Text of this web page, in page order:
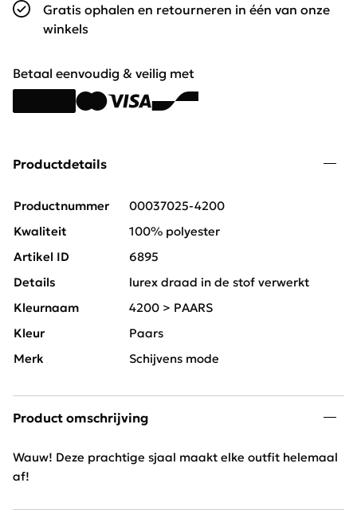
Gratis ophalen en retourneren in één van onze
winkels
Betaal eenvoudig & veilig met
Productdetails
Productnummer
00037025-4200
Kwaliteit
100% polyester
Artikel ID
6895
Details
lurex draad in de stof verwerkt
Kleurnaam
4200 > PAARS
Kleur
Paars
Merk
Schijvens mode
Product omschrijving
Wauw! Deze prachtige sjaal maakt elke outfit helemaal
af!